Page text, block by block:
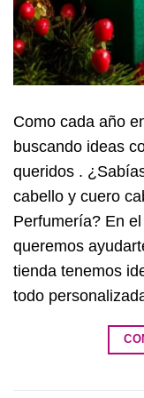
Como cada año
buscando ideas
queridos .
cabello y cuero
Perfumería? En
queremos
tienda tenemos
todo